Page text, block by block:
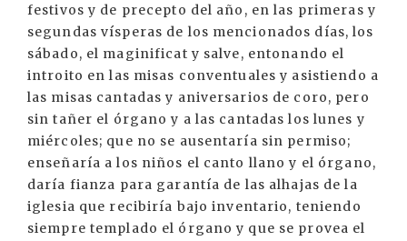
festivos y de precepto del año, en las primeras y
segundas vísperas de los mencionados días, los
sábado, el maginificat y salve, entonando el
introito en las misas conventuales y asistiendo a
las misas cantadas y aniversarios de coro, pero
sin tañer el órgano y a las cantadas los lunes y
miércoles; que no se ausentaría sin permiso;
enseñaría a los niños el canto llano y el órgano,
daría fianza para garantía de las alhajas de la
iglesia que recibiría bajo inventario, teniendo
siempre templado el órgano y que se provea el